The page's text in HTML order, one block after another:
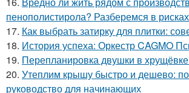
пенополистирола? Разберемся в
17. Как выбрать затирку для плитки:
18. История успеха: Оркестр CAGMO
19. Перепланировка двушки в
20. Утеплим крышу быстро и дешево:
руководство для начинающих